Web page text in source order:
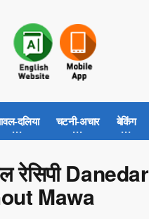
दलिया चटनी-अचार बेकिंग
रेसिपी Danedar
Mawa